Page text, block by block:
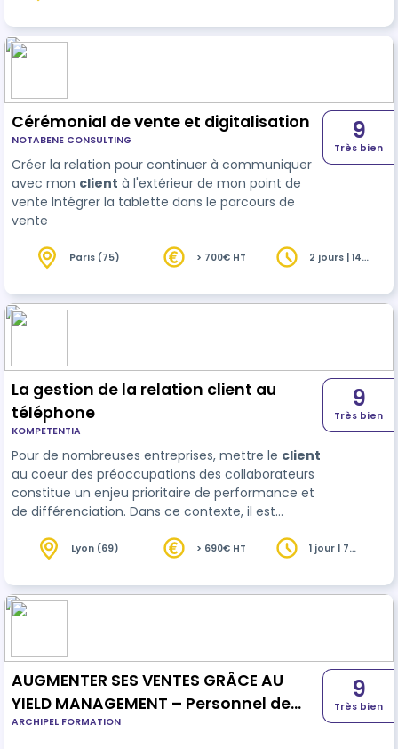
Cérémonial de vente et digitalisation
NOTABENE CONSULTING
Créer la relation pour continuer à communiquer
avec mon client à l'extérieur de mon point de
vente Intégrer la tablette dans le parcours de
vente
9
Très bien
Paris (75) > 700€ HT
2 jours | 14
La gestion de la relation client au
téléphone
KOMPETENTIA
Pour de nombreuses entreprises, mettre le client
au coeur des préoccupations des collaborateurs
constitue un enjeu prioritaire de performance et
de différenciation. Dans ce contexte, il est
relation client au téléphone de maîtriser les clés
9
Très bien
Lyon (69) > 690€ HT
1 jour | 7
AUGMENTER SES VENTES GRÂCE AU
YIELD MANAGEMENT – Personnel de
réception
ARCHIPEL FORMATION
9
Très bien